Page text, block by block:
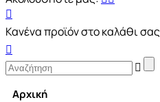
Κανένα προϊόν στο καλάθι
Αρχική